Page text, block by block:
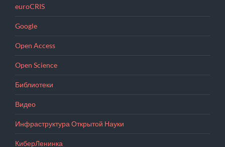
euroCRIS
Google
Open Access
Open Science
Библиотеки
Видео
Инфраструктура Открытой Науки
КиберЛенинка